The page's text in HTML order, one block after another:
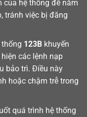
của hệ thống để nắm
tránh việc bị đăng
123Bkhuyến
các lệnh nạp
bảo trì. Điều này
hoặc chậm trễ trong
quá trình hệ thống